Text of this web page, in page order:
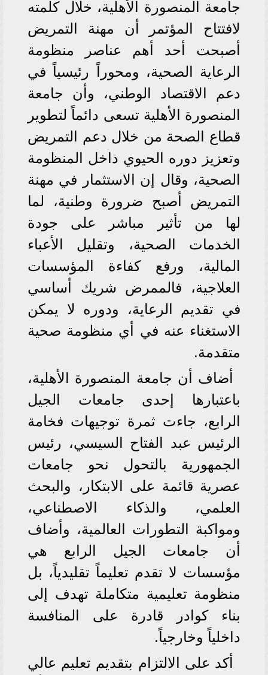
جامعة المنصورة الأهلية، خلال كلمته
لافتتاح المؤتمر أن مهنة التمريض
أصبحت أحد أهم عناصر منظومة
الرعاية الصحية، ومحوراً رئيسياً في
دعم الاقتصاد الوطني، وأن جامعة
المنصورة الأهلية تسعى دائماً لتطوير
قطاع الصحة من خلال دعم التمريض
وتعزيز دوره الحيوي داخل المنظومة
الصحية، وقال إن الاستثمار في مهنة
التمريض أصبح ضرورة وطنية، لما
لها من تأثير مباشر على جودة
الخدمات الصحية، وتقليل الأعباء
المالية، ورفع كفاءة المؤسسات
العلاجية، فالممرض شريك أساسي
في تقديم الرعاية، ودوره لا يمكن
الاستغناء عنه في أي منظومة صحية
متقدمة.
أضاف أن جامعة المنصورة الأهلية،
باعتبارها إحدى جامعات الجيل
الرابع، جاءت ثمرة توجيهات فخامة
الرئيس عبد الفتاح السيسي، رئيس
الجمهورية بالتحول نحو جامعات
عصرية قائمة على الابتكار، والبحث
العلمي، والذكاء الاصطناعي،
ومواكبة التطورات العالمية، وأضاف
أن جامعات الجيل الرابع هي
مؤسسات لا تقدم تعليماً تقليدياً، بل
منظومة تعليمية متكاملة تهدف إلى
بناء كوادر قادرة على المنافسة
داخلياً وخارجياً.
أكد على الالتزام بتقديم تعليم عالي